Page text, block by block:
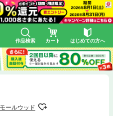
作品検索 カート はじめての方へ
ールウッド